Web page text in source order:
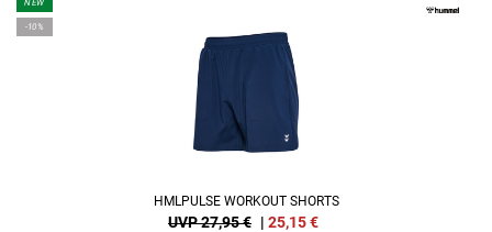
NEW
-10%
HMLPULSE WORKOUT SHORTS
UVP 27,95 € | 25,15€